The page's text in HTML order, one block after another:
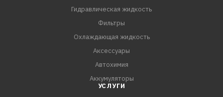
Гидравлическая жидкость
Фильтры
Охлаждающая жидкость
Аксессуары
Автохимия
Аккумуляторы
УСЛУГИ